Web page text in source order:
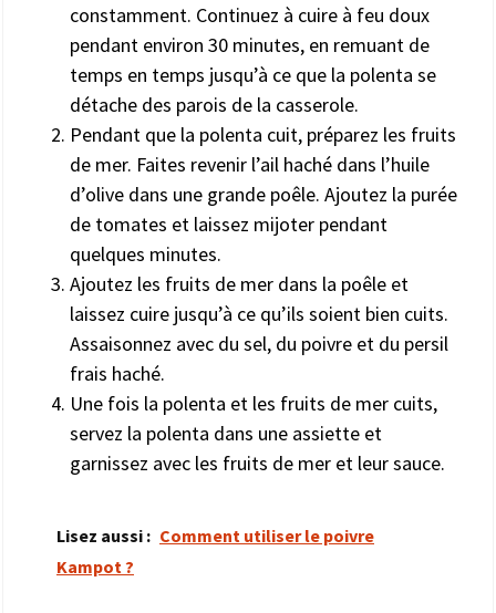
constamment. Continuez à cuire à feu doux
pendant environ 30 minutes, en remuant de
temps en temps jusqu’à ce que la polenta se
détache des parois de la casserole.
Pendant que la polenta cuit, préparez les fruits
de mer. Faites revenir l’ail haché dans l’huile
d’olive dans une grande poêle. Ajoutez la purée
de tomates et laissez mijoter pendant
quelques minutes.
Ajoutez les fruits de mer dans la poêle et
laissez cuire jusqu’à ce qu’ils soient bien cuits.
Assaisonnez avec du sel, du poivre et du persil
frais haché.
Une fois la polenta et les fruits de mer cuits,
servez la polenta dans une assiette et
garnissez avec les fruits de mer et leur sauce.
Lisez aussi : Comment utiliser le poivre
Kampot ?